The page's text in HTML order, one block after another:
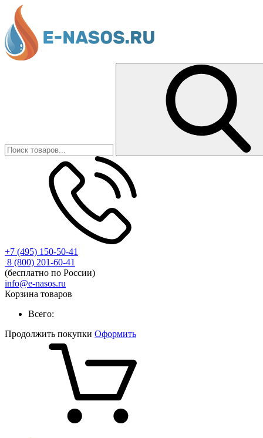
+7 (495) 150-50-41
8 (800) 201-60-41
(бесплатно по России)
info@e-nasos.ru
Корзина товаров
Всего:
Продолжить покупки Оформить